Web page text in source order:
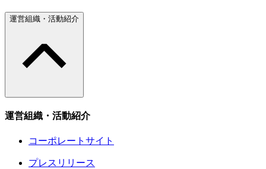
運営組織・活動紹介
運営組織・活動紹介
コーポレートサイト
プレスリリース